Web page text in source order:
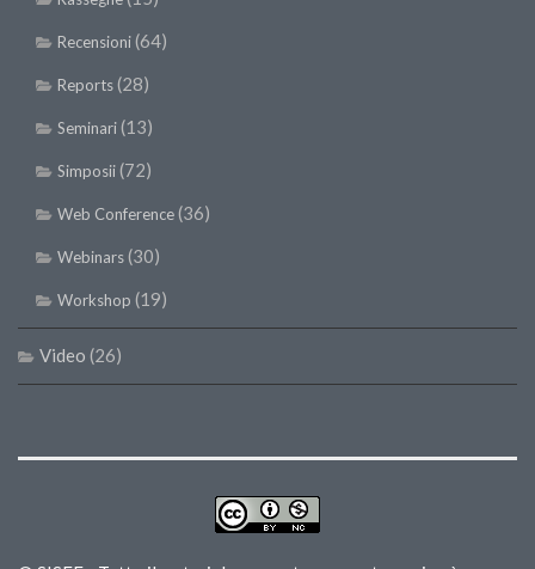
Recensioni(64)
Reports(28)
Seminari(13)
Simposii(72)
Web Conference(36)
Webinars(30)
Workshop (19)
Video (26)